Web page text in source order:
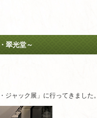
翠光堂～
ャック展」に行ってきました。